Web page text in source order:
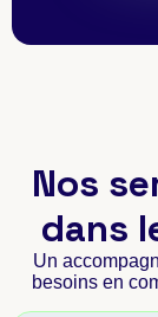
Nos
dans
Un
besoins en